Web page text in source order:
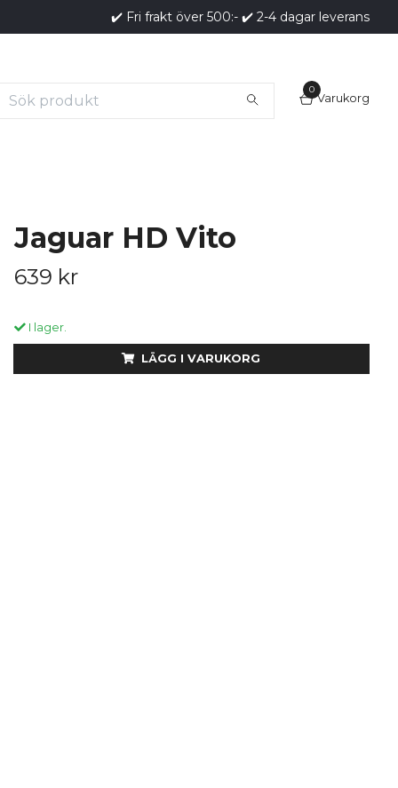
✔️ Fri frakt över 500:- ✔️ 2-4 dagar leverans
0
Varukorg
Jaguar HD Vito
639 kr
I lager.
LÄGG I VARUKORG